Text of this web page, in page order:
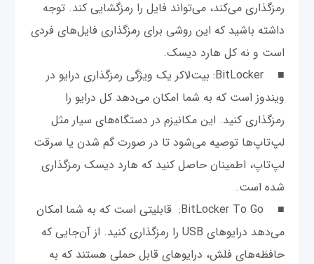
رمزگذاری می‌کند، می‌تواند فایل را رمزگشایی کند. توجه
داشته باشید که این روشی برای رمزگذاری فایل‌های فردی
است و نه کل هارد دیسک.
■ BitLocker: بیت‌لاکر یک ویژگی رمزگذاری درایو در
ویندوز است که به شما امکان می‌دهد کل درایو را
رمزگذاری کنید. این مکانیزم در دستگاه‌های سیار مثل
لپ‌تاپ‌ها توصیه می‌شود تا در صورت گم شدن یا سرقت
لپ‌تاپ، اطمینان حاصل کنید که هارد دیسک رمزگذاری
شده است.
■ BitLocker To Go: قابلیتی است که به شما امکان
می‌دهد درایوهای USB را رمزگذاری کنید. از آن‌جایی که
حافظه‌های فلش، درایوهای قابل حملی هستند که به